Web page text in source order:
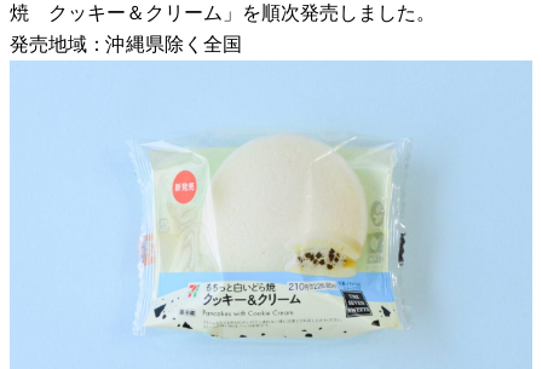
焼 クッキー＆クリーム」を順次発売しました。
発売地域：沖縄県除く全国